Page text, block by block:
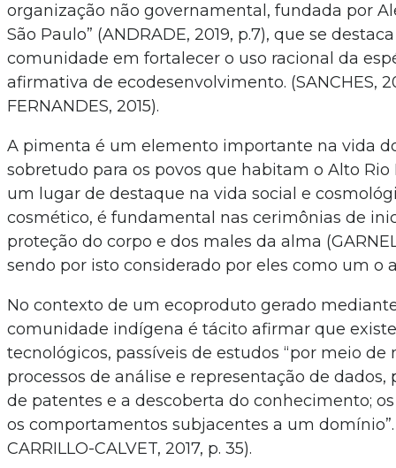
organização não governamental, fundada por
São Paulo” (ANDRADE, 2019, p.7), que se
comunidade em fortalecer o uso racional da
afirmativa de ecodesenvolvimento. (SANCHES,
FERNANDES, 2015).
A pimenta é um elemento importante na vida
sobretudo para os povos que habitam o Alto
um lugar de destaque na vida social e
cosmético, é fundamental nas cerimônias de
proteção do corpo e dos males da alma
sendo por isto considerado por eles como um o
No contexto de um ecoproduto gerado
comunidade indígena é tácito afirmar que
tecnológicos, passíveis de estudos “por meio
processos de análise e representação de
de patentes e a descoberta do conhecimento;
os comportamentos subjacentes a um domínio”.
CARRILLO-CALVET, 2017, p. 35).